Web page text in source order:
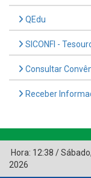
QEdu
SICONFI -
Consultar
Receber
Hora: 12:38 /Sábado,
2026